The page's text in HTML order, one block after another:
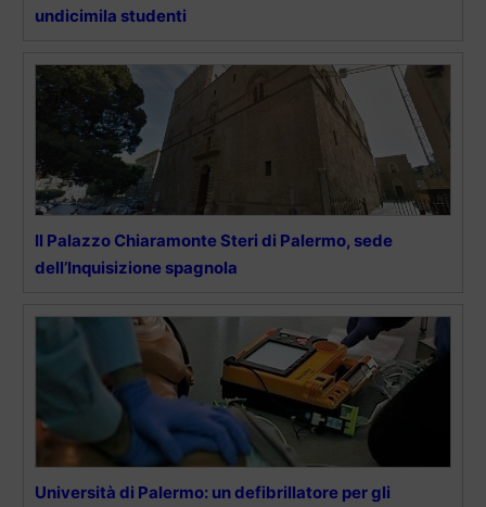
undicimila studenti
Il Palazzo Chiaramonte Steri di Palermo, sede
dell’Inquisizione spagnola
Università di Palermo: un defibrillatore per gli